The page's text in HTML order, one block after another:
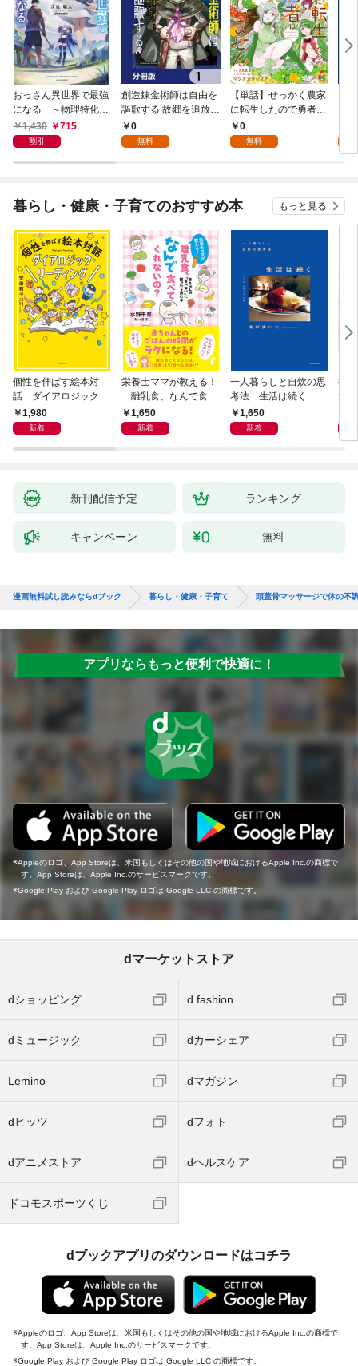
おっさん異世界で最強
になる ～物理特化の
覚醒者～
1,430 715
割引
創造錬金術師は自由を
謳歌する 故郷を追放さ
れたら、魔王のお膝元
で超絶効果のマジック
0
無料
【単話】せっかく農家
に転生したので勇者は
目指しません【第1
話】
0
無料
暮らし・健康・子育てのおすすめ本 もっと見る
個性を伸ばす絵本対
話 ダイアロジック・
リーディング
1,980
新着
栄養士ママが教える！
離乳食、なんで食べ
てくれないの？ 赤ちゃ
んの「食べない」に困
1,650
新着
一人暮らしと自炊の思
考法 生活は続く
1,650
新着
毎
ず
新刊配信予定 ランキング
キャンペーン 無料
漫画無料試し読みならdブック 暮らし・健康・子育て 頭蓋骨マッサージで体の不
アプリならもっと便利で快適に！
Appleのロゴ、App Storeは、米国もしくはその他の国や地域におけるApple Inc.の商標で
す。App Storeは、Apple Inc.のサービスマークです。
Google Play および Google Play ロゴは Google LLC の商標です。
dマーケットストア
dショッピング d fashion
dミュージック dカーシェア
Lemino dマガジン
dヒッツ dフォト
dアニメストア dヘルスケア
ドコモスポーツくじ
dブックアプリのダウンロードはコチラ
Appleのロゴ、App Storeは、米国もしくはその他の国や地域におけるApple Inc.の商標で
す。App Storeは、Apple Inc.のサービスマークです。
Google Play および Google Play ロゴは Google LLC の商標です。